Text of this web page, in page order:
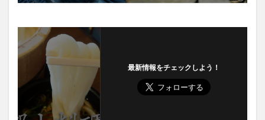
最新情報をチェックしよう！